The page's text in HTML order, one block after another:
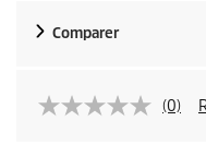
Comparer
(0)